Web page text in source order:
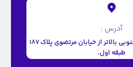
آدرس :
تهران، خیابان رودکی جنوبی بالاتر از خیابان مرتضوی پلاک ۱۸۷
طبقه اول.